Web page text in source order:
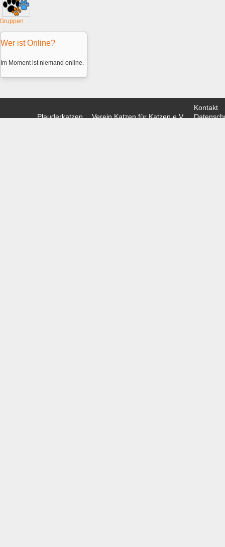
Gruppen
Wer ist Online?
Im Moment ist niemand online.
Plauderkatzen Verein Katzen für Katzen e.V.
Kontakt